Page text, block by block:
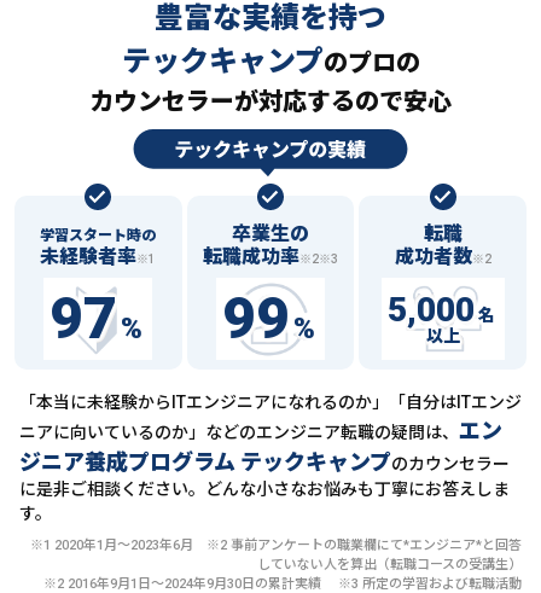
豊富な実績を持つ
テックキャンプのプロの
カウンセラーが対応するので安心
学習スタート時の
未経験者率※1
97%
卒業生の
転職成功率※2※3
99%
転職
成功者数※2
5,000 名
以上
「本当に未経験からITエンジニアになれるのか」「自分はITエンジ
ニアに向いているのか」などのエンジニア転職の疑問は、 エン
ジニア養成プログラム テックキャンプのカウンセラー
に是非ご相談ください。どんな小さなお悩みも丁寧にお答えしま
す。
※1 2020年1月〜2023年6月 ※2 事前アンケートの職業欄にて*エンジニア*と回答
していない人を算出（転職コースの受講生）
※2 2016年9月1日〜2024年9月30日の累計実績 ※3 所定の学習および転職活動